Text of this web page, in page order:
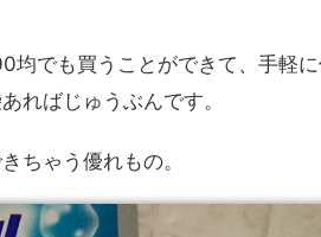
均でも買うことができて、手軽
ればじゅうぶんです。
ちゃう優れもの。